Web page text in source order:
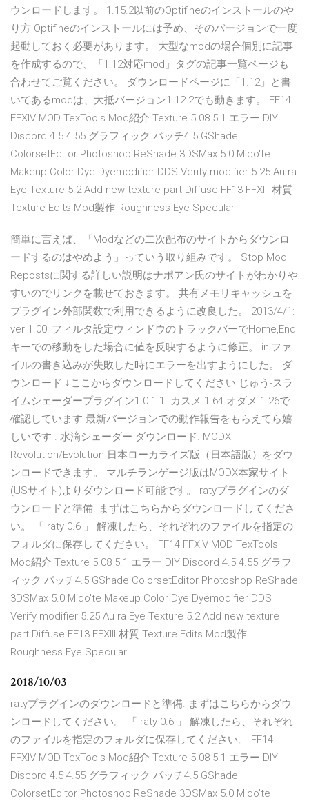
ウンロードします。 1.15.2以前のOptifineのインストールのや
り方 Optifineのインストールには予め、そのバージョンで一度
起動しておく必要があります。 大型なmodの場合個別に記事
を作成するので、「1.12対応mod」タグの記事一覧ページも
合わせてご覧ください。 ダウンロードページに「1.12」と書
いてあるmodは、大抵バージョン1.12.2でも動きます。 FF14
FFXIV MOD TexTools Mod紹介 Texture 5.08 5.1 エラー DIY
Discord 4.5 4.55 グラフィック パッチ4.5 GShade
ColorsetEditor Photoshop ReShade 3DSMax 5.0 Miqo'te
Makeup Color Dye Dyemodifier DDS Verify modifier 5.25 Au ra
Eye Texture 5.2 Add new texture part Diffuse FF13 FFXIII 材質
Texture Edits Mod製作 Roughness Eye Specular
簡単に言えば、「Modなどの二次配布のサイトからダウンロ
ードするのはやめよう」っていう取り組みです。 Stop Mod
Repostsに関する詳しい説明はナポアン氏のサイトがわかりや
すいのでリンクを載せておきます。 共有メモリキャッシュを
プラグイン外部関数で利用できるように改良した。 2013/4/1:
ver 1.00: フィルタ設定ウィンドウのトラックバーでHome,End
キーでの移動をした場合に値を反映するように修正。 iniファ
イルの書き込みが失敗した時にエラーを出すようにした。 ダ
ウンロード ↓ここからダウンロードしてください じゅう-スラ
イムシェーダープラグイン1.0.1.1. カスメ 1.64 オダメ 1.26で
確認しています 最新バージョンでの動作報告をもらえてら嬉
しいです . 水滴シェーダー ダウンロード. MODX
Revolution/Evolution 日本ローカライズ版（日本語版）をダウ
ンロードできます。 マルチランゲージ版はMODX本家サイト
(USサイト)よりダウンロード可能です。 ratyプラグインのダ
ウンロードと準備. まずはこちらからダウンロードしてくださ
い。 「 raty 0.6 」 解凍したら、それぞれのファイルを指定の
フォルダに保存してください。 FF14 FFXIV MOD TexTools
Mod紹介 Texture 5.08 5.1 エラー DIY Discord 4.5 4.55 グラフ
ィック パッチ4.5 GShade ColorsetEditor Photoshop ReShade
3DSMax 5.0 Miqo'te Makeup Color Dye Dyemodifier DDS
Verify modifier 5.25 Au ra Eye Texture 5.2 Add new texture
part Diffuse FF13 FFXIII 材質 Texture Edits Mod製作
Roughness Eye Specular
2018/10/03
ratyプラグインのダウンロードと準備. まずはこちらからダウ
ンロードしてください。 「 raty 0.6 」 解凍したら、それぞれ
のファイルを指定のフォルダに保存してください。 FF14
FFXIV MOD TexTools Mod紹介 Texture 5.08 5.1 エラー DIY
Discord 4.5 4.55 グラフィック パッチ4.5 GShade
ColorsetEditor Photoshop ReShade 3DSMax 5.0 Miqo'te